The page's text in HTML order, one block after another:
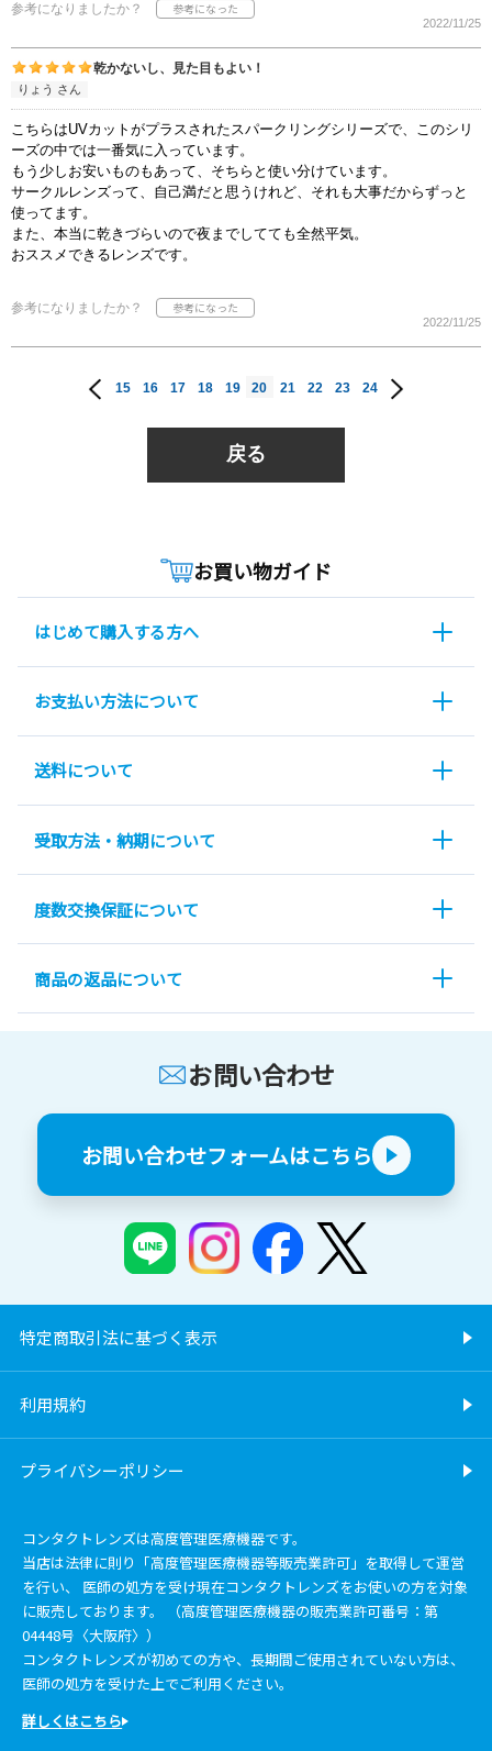
参考になりましたか？
2022/11/25
乾かないし、見た目もよい！
りょう さん
こちらはUVカットがプラスされたスパークリングシリーズで、このシリ
ーズの中では一番気に入っています。
もう少しお安いものもあって、そちらと使い分けています。
サークルレンズって、自己満だと思うけれど、それも大事だからずっと
使ってます。
また、本当に乾きづらいので夜までしてても全然平気。
おススメできるレンズです。
参考になりましたか？
2022/11/25
15 16 17 18 19 20 21 22 23 24
戻る
お買い物ガイド
はじめて購入する方へ
お支払い方法について
送料について
受取方法・納期について
度数交換保証について
商品の返品について
お問い合わせ
お問い合わせフォームはこちら
特定商取引法に基づく表示
利用規約
プライバシーポリシー
コンタクトレンズは高度管理医療機器です。
当店は法律に則り「高度管理医療機器等販売業許可」を取得して運営
を行い、 医師の処方を受け現在コンタクトレンズをお使いの方を対象
に販売しております。 （高度管理医療機器の販売業許可番号：第
04448号〈大阪府〉）
コンタクトレンズが初めての方や、長期間ご使用されていない方は、
医師の処方を受けた上でご利用ください。
詳しくはこちら